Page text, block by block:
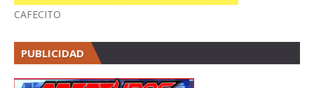
CAFECITO
PUBLICIDAD